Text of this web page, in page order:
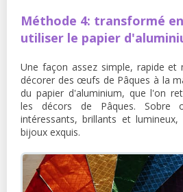
Méthode 4: transformé
utiliser le papier
Une façon assez simple, rapide et
décorer des œufs de Pâques à la
du papier d'aluminium, que l'on
les décors de Pâques. Sobre
intéressants, brillants et
bijoux exquis.